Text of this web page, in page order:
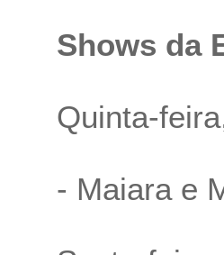
Shows da
Quinta-
- Maiara e